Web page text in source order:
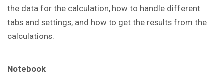
the data for the calculation, how to handle different
tabs and settings, and how to get the results from the
calculations.
Notebook